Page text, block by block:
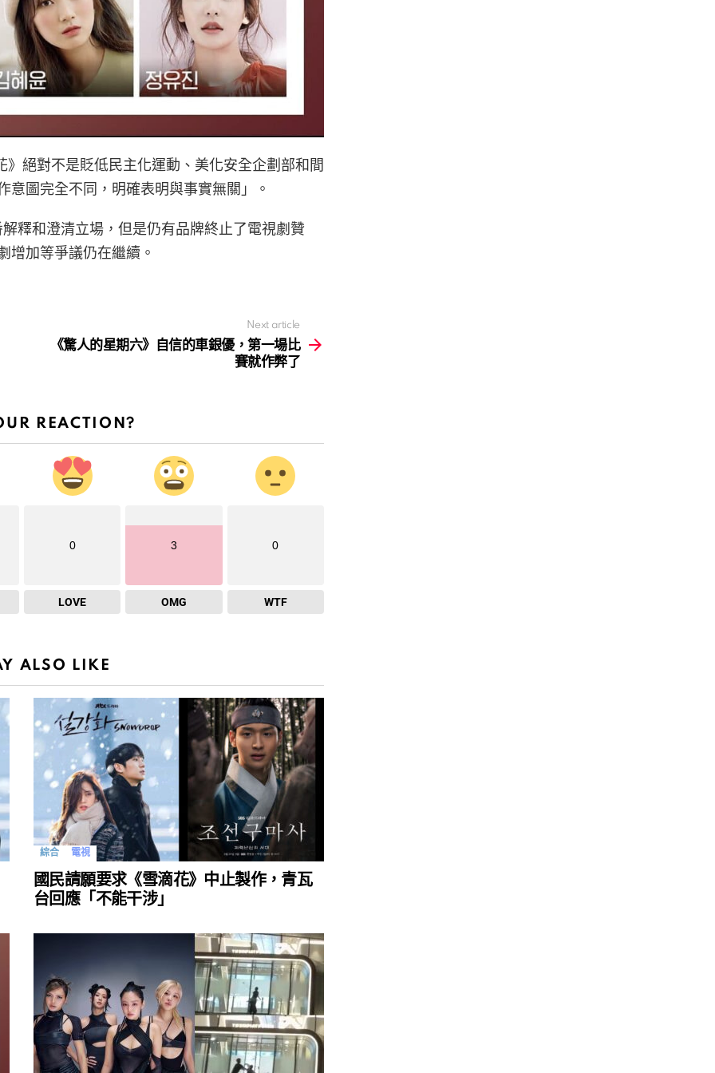
》絕對不是貶低民主化運動、美化安全企劃部和間
意圖完全不同，明確表明與事實無關」。
釋和澄清立場，但是仍有品牌終止了電視劇贊
增加等爭議仍在繼續。
Next article
《驚人的星期六》自信的車銀優，第一場比
賽就作弊了
REACTION?
0
LOVE
3
OMG
0
WTF
ALSO LIKE
綜合 電視
國民請願要求《雪滴花》中止製作，青瓦
台回應「不能干涉」